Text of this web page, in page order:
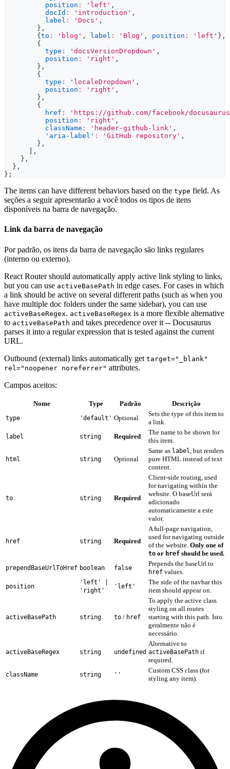
position : 'left' ,
docId : 'introduction' ,
label : 'Docs' ,
} ,
{ to : 'blog' , label : 'Blog' , position : 'left' } ,
{
type : 'docsVersionDropdown' ,
position : 'right' ,
} ,
{
type : 'localeDropdown' ,
position : 'right' ,
} ,
{
href :
'https://github.com/facebook/
position : 'right' ,
className : 'header-github-link' ,
'aria-label' : 'GitHub repository' ,
} ,
,
} ,
} ,
} ;
The items can have different behaviors based on the type field. As
seções a seguir apresentarão a você todos os tipos de itens
disponíveis na barra de navegação.
Link da barra de navegação
Por padrão, os itens da barra de navegação são links regulares
(interno ou externo).
React Router should automatically apply active link styling to links,
but you can use activeBasePath in edge cases. For cases in which
a link should be active on several different paths (such as when you
have multiple doc folders under the same sidebar), you can use
activeBaseRegex. activeBaseRegex is a more flexible alternative
to activeBasePath and takes precedence over it -- Docusaurus
parses it into a regular expression that is tested against the current
URL.
Outbound (external) links automatically get target="_blank"
rel="noopener noreferrer" attributes.
Campos aceitos:
Nome Type Padrão Descrição
type 'default' Optional
Sets the type of this item to
a link.
label string Required
The name to be shown for
this item.
html string Optional
Same as label , but renders
pure HTML instead of text
content.
to string Required
Client-side routing, used
for navigating within the
website. O baseUrl será
adicionado
automaticamente a este
valor.
href string Required
A full-page navigation,
used for navigating outside
of the website. Only one of
to or href should be used.
prependBaseUrlToHref boolean false
Prepends the baseUrl to
href values.
position
'left' |
'right'
'left'
The side of the navbar this
item should appear on.
activeBasePath string to / href
To apply the active class
styling on all routes
starting with this path. Isto
geralmente não é
necessário.
activeBaseRegex string undefined
Alternative to
activeBasePath if
required.
className string ''
Custom CSS class (for
styling any item).